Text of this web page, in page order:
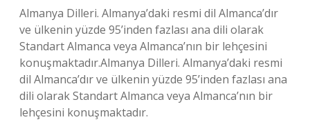
Almanya Dilleri. Almanya’daki resmi dil Almanca’dır
ve ülkenin yüzde 95’inden fazlası ana dili olarak
Standart Almanca veya Almanca’nın bir lehçesini
konuşmaktadır.Almanya Dilleri. Almanya’daki resmi
dil Almanca’dır ve ülkenin yüzde 95’inden fazlası ana
dili olarak Standart Almanca veya Almanca’nın bir
lehçesini konuşmaktadır.